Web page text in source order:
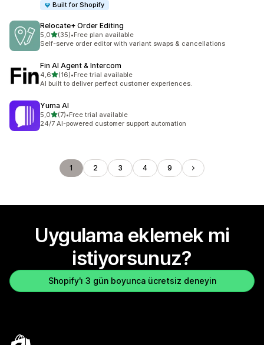
Built for Shopify
Relocate+ Order Editing
5,05 yıldız üzerinden
(35)
toplam 35 değerlendirme
•Free plan available
Self-serve order editor with variant swaps & cancellations
Fin AI Agent & Intercom
4,65 yıldız üzerinden
(16)
toplam 16 değerlendirme
•Free trial available
AI built to deliver perfect customer experiences.
Yuma AI
5,05 yıldız üzerinden
(7)
toplam 7 değerlendirme
•Free trial available
24/7 AI-powered customer support automation
1 2 3 4 9
Uygulama eklemek mi
istiyorsunuz?
Shopify'ı 3 gün boyunca ücretsiz deneyin